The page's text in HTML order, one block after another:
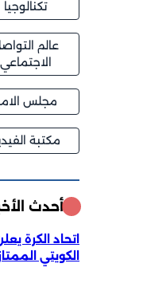
تكنالوجيا
عالم التواصل
الاجتماعي
مجلس الامه
مكتبة
أحدث
اتحاد الكرة
الكويتي